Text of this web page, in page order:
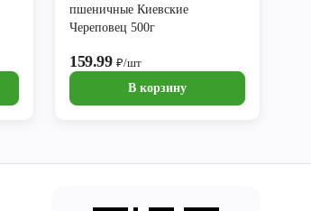
пшеничные Киевские
Череповец 500г
159.99₽/шт
В корзину